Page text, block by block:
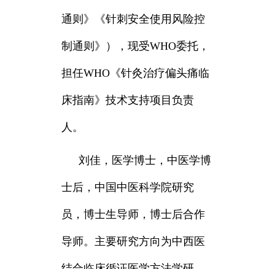
通则》《针刺安全使用风险控
制通则》），现受WHO委托，
担任WHO《针灸治疗偏头痛临
床指南》技术支持项目负责
人。
刘佳， 医学博士，中医学博
士后，中国中医科学院研究
员，博士生导师，博士后合作
导师。主要研究方向为中西医